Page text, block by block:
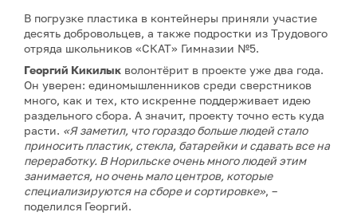
В погрузке пластика в контейнеры приняли участие
десять добровольцев, а также подростки из Трудового
отряда школьников «СКАТ» Гимназии №5.
Георгий Кикилык волонтёрит в проекте уже два года.
Он уверен: единомышленников среди сверстников
много, как и тех, кто искренне поддерживает идею
раздельного сбора. А значит, проекту точно есть куда
расти. «Я заметил, что гораздо больше людей стало
приносить пластик, стекла, батарейки и сдавать все на
переработку. В Норильске очень много людей этим
занимается, но очень мало центров, которые
специализируются на сборе и сортировке», –
поделился Георгий.